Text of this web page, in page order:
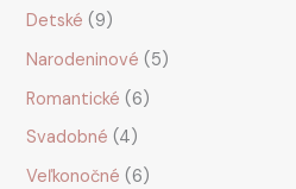
Detské
9
Narodeninové
5
Romantické
6
Svadobné 4
Veľkonočné
6